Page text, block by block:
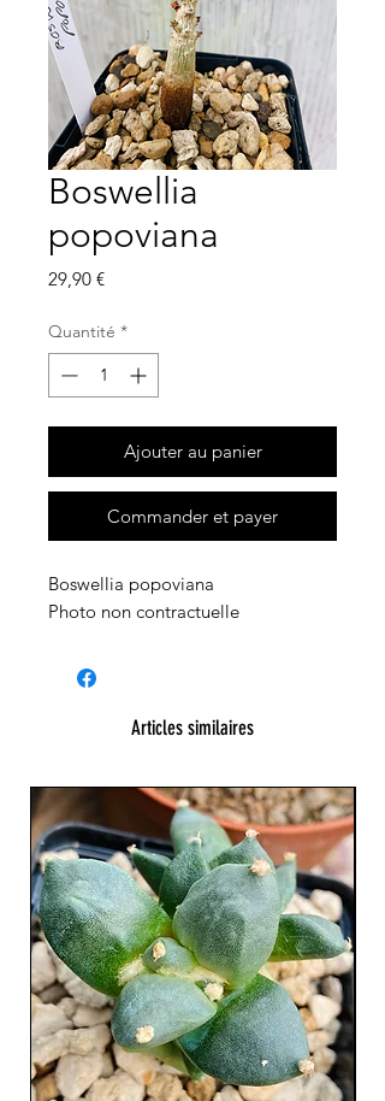
Boswellia
popoviana
29,90 €Prix
Quantité *
Ajouter au panier
Commander et payer
Boswellia popoviana
Photo non contractuelle
Articles similaires